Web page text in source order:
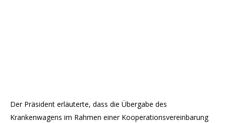
Der Präsident erläuterte, dass die Übergabe des
Krankenwagens im Rahmen einer Kooperationsvereinbarung